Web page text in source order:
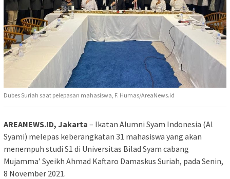
Dubes Suriah saat pelepasan mahasiswa, F. Humas/AreaNews.id
AREANEWS.ID, Jakarta – Ikatan Alumni Syam Indonesia (Al
Syami) melepas keberangkatan 31 mahasiswa yang akan
menempuh studi S1 di Universitas Bilad Syam cabang
Mujamma’ Syeikh Ahmad Kaftaro Damaskus Suriah, pada Senin,
8 November 2021.